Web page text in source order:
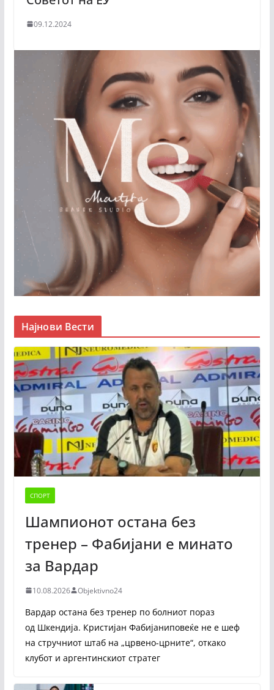
09.12.2024
Најнови Вести
СПОРТ
Шампионот остана без
тренер – Фабијани е минато
за Вардар
10.08.2026 Objektivno24
Вардар остана без тренер по болниот пораз
од Шкендија. Кристијан Фабијаниповеќе не е шеф
на стручниот штаб на „црвено-црните“, откако
клубот и аргентинскиот стратег